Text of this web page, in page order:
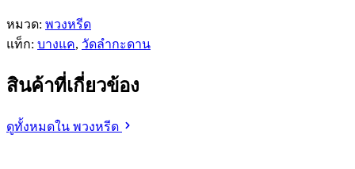
หมวด: พวงหรีด
แท็ก: บางแค, วัดลำกะดาน
สินค้าที่เกี่ยวข้อง
ดูทั้งหมดใน พวงหรีด